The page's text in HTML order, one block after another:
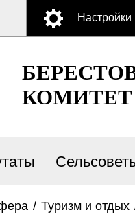
Настройки
КОМИТЕТ
/ Туризм и отдых